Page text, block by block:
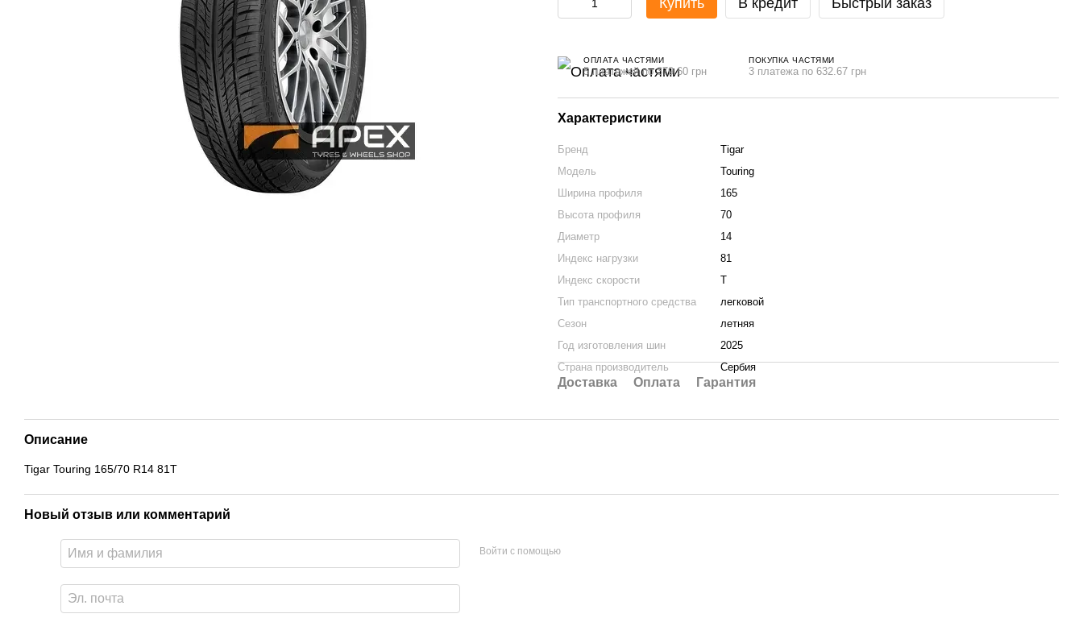
Купить В кредит Быстрый заказ
ОПЛАТА ЧАСТЯМИ
5 платежей по 379.60 грн
ПОКУПКА ЧАСТЯМИ
3 платежа по 632.67 грн
Характеристики
Бренд
Tigar
Модель
Touring
Ширина профиля
165
Высота профиля
70
Диаметр
14
Индекс нагрузки
81
Индекс скорости
T
Тип транспортного средства
легковой
Сезон
летняя
Год изготовления шин
2025
Страна производитель
Сербия
Доставка Оплата Гарантия
Описание
Tigar Touring 165/70 R14 81T
Новый отзыв или комментарий
Войти с помощью